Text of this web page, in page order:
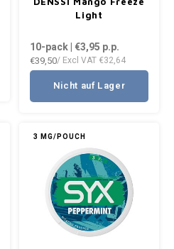
Light
10-pack | €3,95 p.p.
€39,50/ Excl VAT €32,64
Nicht auf Lager
3 MG/POUCH